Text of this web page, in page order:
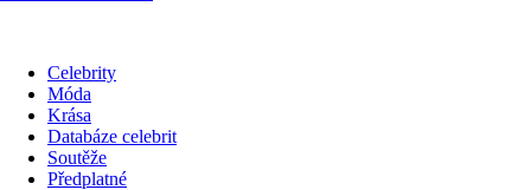
Celebrity
Móda
Krása
Databáze celebrit
Soutěže
Předplatné